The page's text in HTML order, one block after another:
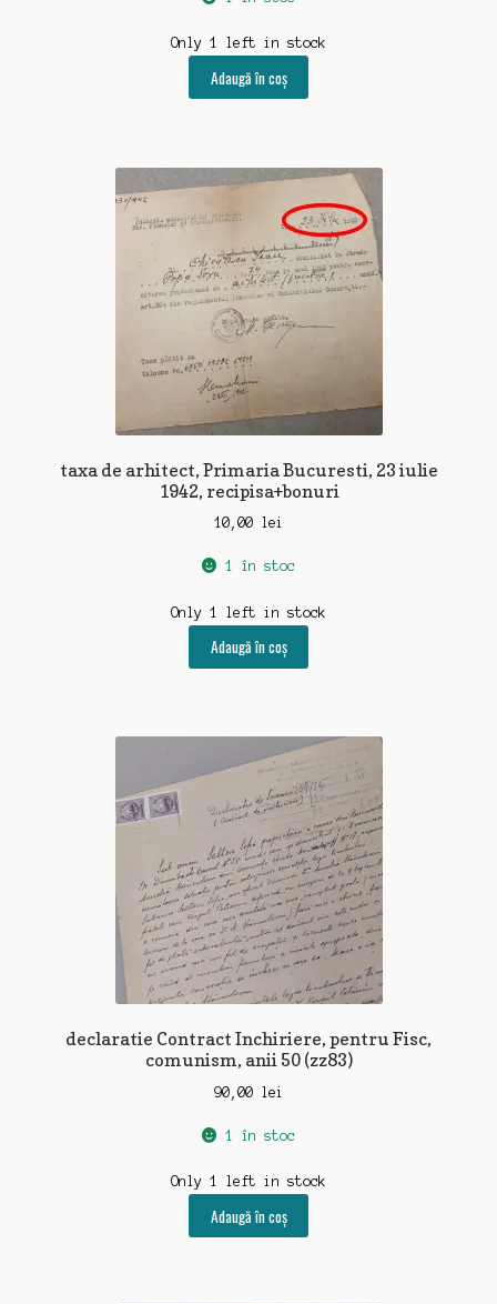
decoratiuni-mobilier
feroviare-navale
folclor-religii-ezoterism
fotografii-negative-diapozitive
muzica-film-radio-tv
timbre-plicuri-scrisori
Capsula Timpului
Only 1 left in stock
Adaugă în coș
taxa de arhitect, Primaria Bucuresti, 23 iulie
1942, recipisa+bonuri
10,00 lei
1 în stoc
Only 1 left in stock
Adaugă în coș
declaratie Contract Inchiriere, pentru Fisc,
comunism, anii 50 (zz83)
90,00 lei
1 în stoc
Only 1 left in stock
Adaugă în coș